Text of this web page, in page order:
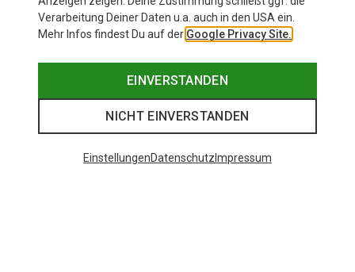
Verarbeitung Deiner Daten u.a. auch in den USA ein.
Mehr Infos findest Du auf der Google Privacy Site.
EINVERSTANDEN
NICHT EINVERSTANDEN
EinstellungenDatenschutz Impressum